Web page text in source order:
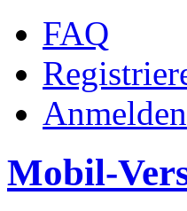
FAQ
Anmelden
Mobil-